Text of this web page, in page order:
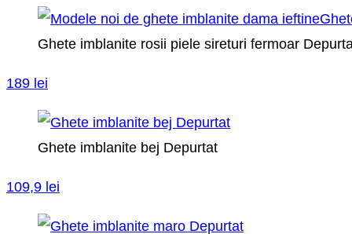
Ghete imblanite rosii piele sireturi fermoar
189 lei
Ghete imblanite bej Depurtat
109,9 lei